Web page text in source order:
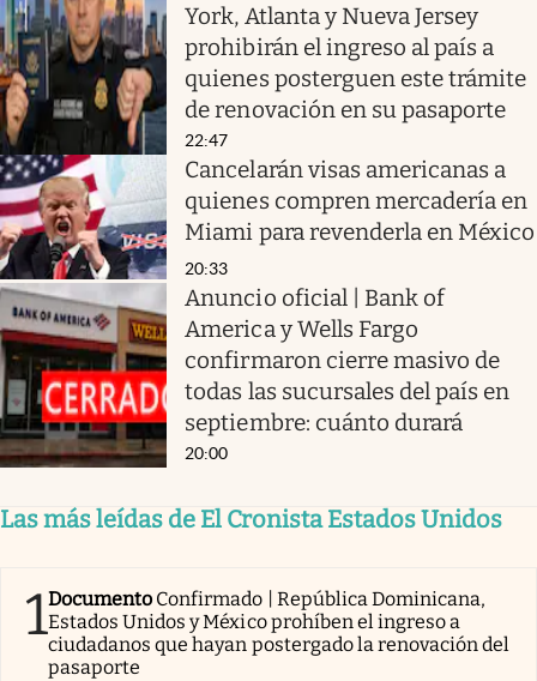
York, Atlanta y Nueva Jersey
prohibirán el ingreso al país a
quienes posterguen este trámite
de renovación en su pasaporte
22:47
Cancelarán visas americanas a
quienes compren mercadería en
Miami para revenderla en México
20:33
Anuncio oficial | Bank of
America y Wells Fargo
confirmaron cierre masivo de
todas las sucursales del país en
septiembre: cuánto durará
20:00
Las más leídas de El Cronista Estados Unidos
1Documento Confirmado | República Dominicana,
Estados Unidos y México prohíben el ingreso a
ciudadanos que hayan postergado la renovación del
pasaporte